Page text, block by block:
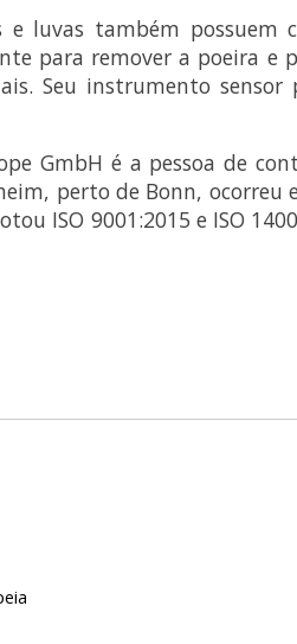
e luvas também possuem
para remover a poeira e
Seu instrumento
GmbH é a pessoa de
perto de Bonn, ocorreu
ISO 9001:2015 e ISO